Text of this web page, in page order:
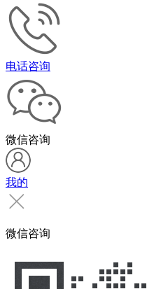
电话咨询
微信咨询
我的
微信咨询